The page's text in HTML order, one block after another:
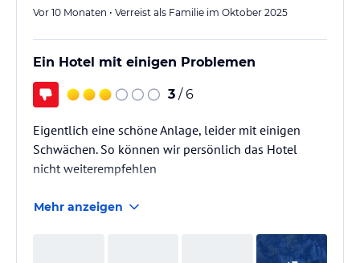
Vor 10 Monaten • Verreist als Familie im Oktober 2025
Ein Hotel mit einigen Problemen
3 / 6
Eigentlich eine schöne Anlage, leider mit einigen
Schwächen. So können wir persönlich das Hotel
nicht weiterempfehlen
Mehr anzeigen